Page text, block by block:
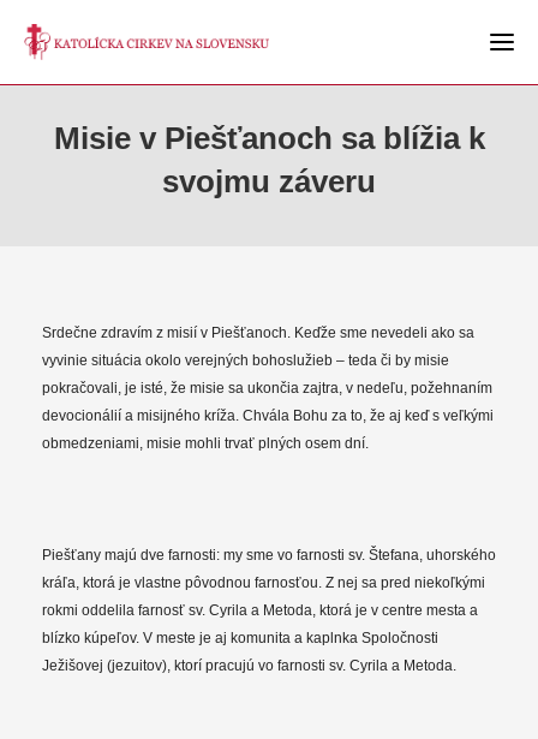
Misie v Piešťanoch sa blížia k
svojmu záveru
Srdečne zdravím z misií v Piešťanoch. Keďže sme nevedeli ako sa
vyvinie situácia okolo verejných bohoslužieb – teda či by misie
pokračovali, je isté, že misie sa ukončia zajtra, v nedeľu, požehnaním
devocionálií a misijného kríža. Chvála Bohu za to, že aj keď s veľkými
obmedzeniami, misie mohli trvať plných osem dní.
Piešťany majú dve farnosti: my sme vo farnosti sv. Štefana, uhorského
kráľa, ktorá je vlastne pôvodnou farnosťou. Z nej sa pred niekoľkými
rokmi oddelila farnosť sv. Cyrila a Metoda, ktorá je v centre mesta a
blízko kúpeľov. V meste je aj komunita a kaplnka Spoločnosti
Ježišovej (jezuitov), ktorí pracujú vo farnosti sv. Cyrila a Metoda.